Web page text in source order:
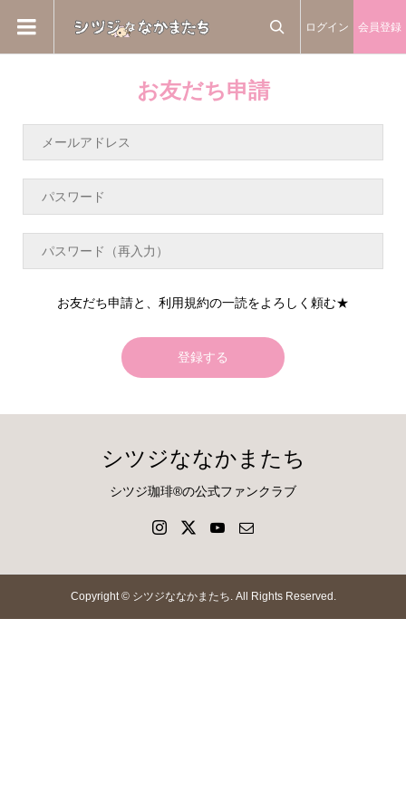
ログイン 会員登録
お友だち申請
お友だち申請と、利用規約の一読をよろしく頼む★
登録する
シツジななかまたち
シツジ珈琲®の公式ファンクラブ
Copyright ©シツジななかまたち. All Rights Reserved.